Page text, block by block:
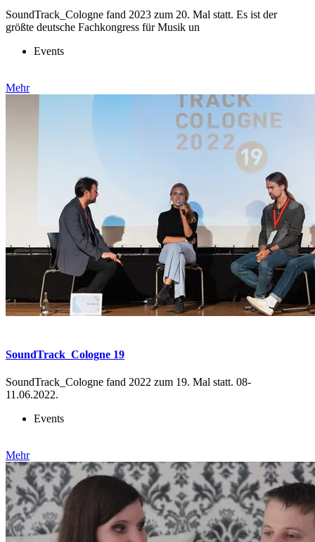
SoundTrack_Cologne fand 2023 zum 20. Mal statt. Es ist der
größte deutsche Fachkongress für Musik un
Events
Mehr
SoundTrack_Cologne 19
SoundTrack_Cologne fand 2022 zum 19. Mal statt. 08-
11.06.2022.
Events
Mehr